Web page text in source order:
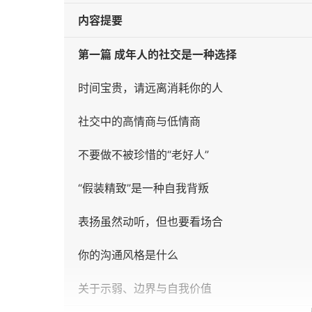
内容提要
第一篇 成年人的社交是一种选择
时间宝贵，请远离消耗你的人
社交中的高情商与低情商
不要做不被珍惜的“老好人”
“假装精致”是一种自我背叛
表扬虽然动听，但也要看场合
你的沟通风格是什么
关于示弱、边界与自我价值